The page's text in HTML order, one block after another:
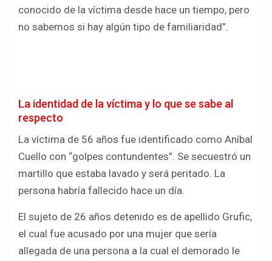
conocido de la víctima desde hace un tiempo, pero
no sabemos si hay algún tipo de familiaridad”.
La identidad de la víctima y lo que se sabe al
respecto
La víctima de 56 años fue identificado como Aníbal
Cuello con “golpes contundentes”. Se secuestró un
martillo que estaba lavado y será peritado. La
persona habría fallecido hace un día.
El sujeto de 26 años detenido es de apellido Grufic,
el cual fue acusado por una mujer que sería
allegada de una persona a la cual el demorado le